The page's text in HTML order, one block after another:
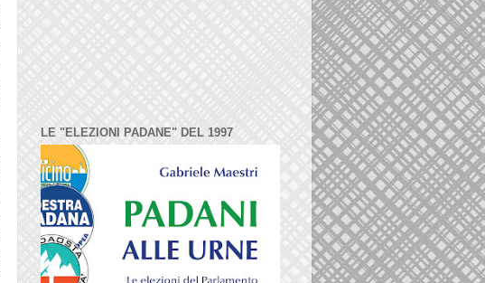
LE "ELEZIONI PADANE" DEL 1997